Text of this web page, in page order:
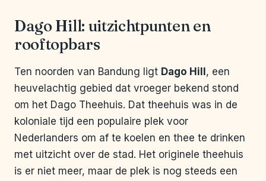
Dago Hill: uitzichtpunten en
rooftopbars
Ten noorden van Bandung ligt Dago Hill , een
heuvelachtig gebied dat vroeger bekend stond
om het Dago Theehuis. Dat theehuis was in de
koloniale tijd een populaire plek voor
Nederlanders om af te koelen en thee te drinken
met uitzicht over de stad. Het originele theehuis
is er niet meer, maar de plek is nog steeds een